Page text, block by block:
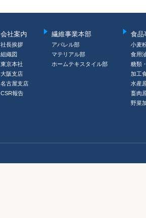
会社案内
社長挨拶
組織図
東京本社
大阪支店
名古屋支店
CSR報告
繊維事業本部
アパレル部
マテリアル部
ホームテキスタイル部
食品
小麦
食用
糖類
加工
水産
畜肉
野菜